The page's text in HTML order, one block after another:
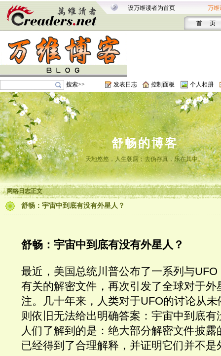
设万维读者为首页 万维
首 页
搜索>> 发表日志 控制面板 个人相册
舒畅的博客
天地悠悠，人生朝露；去伪存真，乐在其中。
网络日志正文
舒畅：宇宙中到底有没有外星人？
舒畅：宇宙中到底有没有外星人？
最近，美国总统川普公布了一系列与
有关的解密文件，再次引发了全球对于外
注。几十年来，人类对于UFO的讨论从
则依旧无法给出明确答案：宇宙中到底有
人们了解到的是：绝大部分解密文件披
已经得到了合理解释，并证明它们并不是